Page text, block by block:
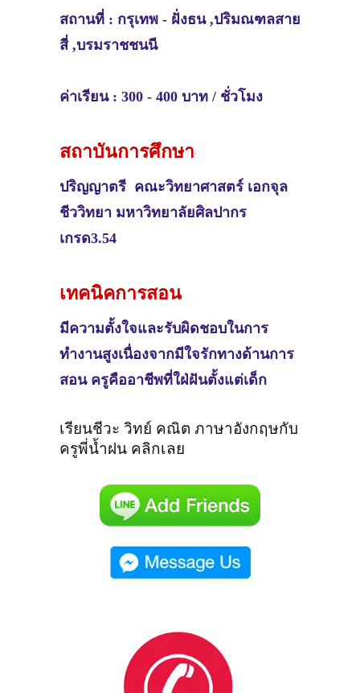
สถานที่ : กรุเทพ - ฝั่งธน ,ปริมณฑลสาย
สี่ ,บรมราชชนนี
ค่าเรียน : 300 - 400 บาท / ชั่วโมง
สถาบันการศึกษา
ปริญญาตรี คณะวิทยาศาสตร์ เอกจุล
ชีววิทยา มหาวิทยาลัยศิลปากร
เกรด3.54
เทคนิคการสอน
มีความตั้งใจและรับผิดชอบในการ
ทำงานสูงเนื่องจากมีใจรักทางด้านการ
สอน ครูคืออาชีพที่ใฝ่ฝันตั้งแต่เด็ก
เรียนชีวะ วิทย์ คณิต ภาษาอังกฤษกับ
ครูพี่น้ำฝน คลิกเลย